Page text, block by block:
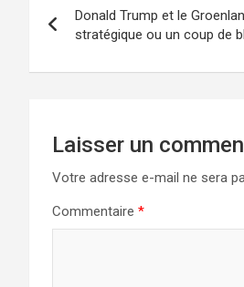
de
l’article
Donald Trump et le
stratégique ou un coup de
Laisser un
Votre adresse e-mail ne sera
Commentaire *